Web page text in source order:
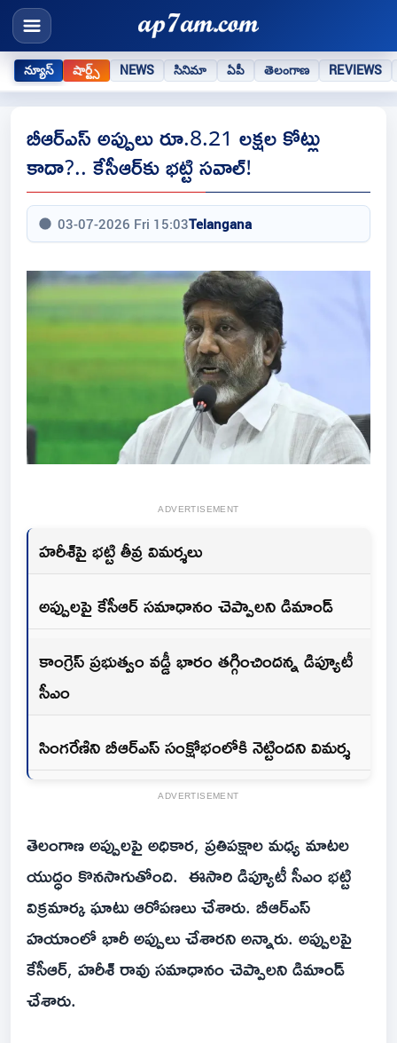
న్యూస్ షార్ట్స్ NEWS సినిమా ఏపీ తెలంగాణ REVIEWS
బీఆర్ఎస్ అప్పులు రూ.8.21 లక్షల కోట్లు
కాదా?.. కేసీఆర్‌కు భట్టి సవాల్‌!
03-07-2026 Fri 15:03Telangana
ADVERTISEMENT
హరీశ్‌పై భట్టి తీవ్ర విమర్శలు
అప్పులపై కేసీఆర్ సమాధానం చెప్పాలని డిమాండ్
కాంగ్రెస్‌ ప్రభుత్వం వడ్డీ భారం తగ్గించిందన్న డిప్యూటీ
సీఎం
సింగరేణిని బీఆర్ఎస్‌ సంక్షోభంలోకి నెట్టిందని విమర్శ
ADVERTISEMENT
తెలంగాణ అప్పులపై అధికార, ప్రతిపక్షాల మధ్య మాటల
యుద్ధం కొనసాగుతోంది. ఈసారి డిప్యూటీ సీఎం భట్టి
విక్రమార్క ఘాటు ఆరోపణలు చేశారు. బీఆర్ఎస్
హయాంలో భారీ అప్పులు చేశారని అన్నారు. అప్పులపై
కేసీఆర్, హరీశ్ రావు సమాధానం చెప్పాలని డిమాండ్
చేశారు.